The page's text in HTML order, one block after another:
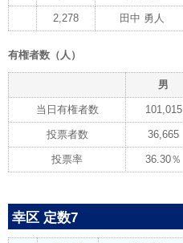
2,278 田中 勇人
有権者数（人）
男
当日有権者数 101,015
投票者数 36,665
投票率 36.30％
幸区 定数7